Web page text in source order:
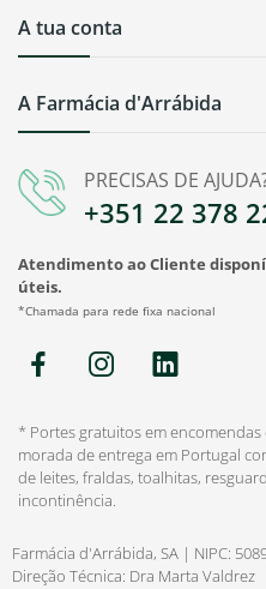
PRECISAS DE
+351 22 378
Atendimento ao Cliente
úteis.
*Chamada para rede fixa nacional
A Farmácia d'Arrábida
A tua conta
* Portes gratuitos em
morada de entrega em Portugal
de leites, fraldas, toalhitas,
incontinência.
Farmácia d'Arrábida, SA | NIPC:
Direção Técnica: Dra Marta Valdrez